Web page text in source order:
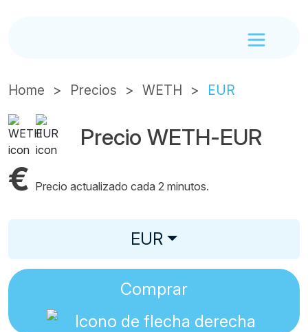
Home Precios WETH EUR
Precio WETH-EUR
€ Precio actualizado cada 2 minutos.
EUR
Comprar